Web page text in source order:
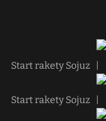
Start rakety Sojuz
Start rakety Sojuz